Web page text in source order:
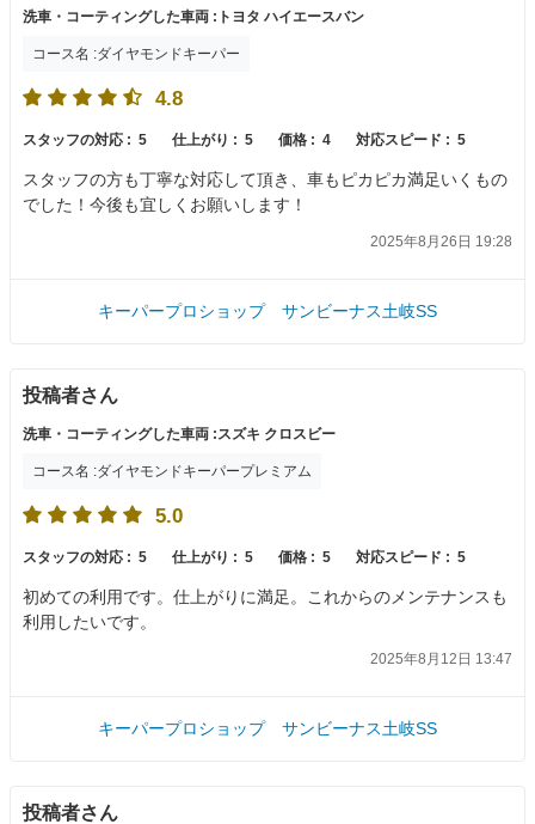
洗車・コーティングした車両 :トヨタ ハイエースバン
コース名 :ダイヤモンドキーパー
4.8
スタッフの対応 : 5 仕上がり : 5 価格 : 4 対応スピード : 5
スタッフの方も丁寧な対応して頂き、車もピカピカ満足いくもの
でした！今後も宜しくお願いします！
2025年8月26日 19:28
キーパープロショップ サンビーナス土岐SS
投稿者さん
洗車・コーティングした車両 :スズキ クロスビー
コース名 :ダイヤモンドキーパープレミアム
5.0
スタッフの対応 : 5 仕上がり : 5 価格 : 5 対応スピード : 5
初めての利用です。仕上がりに満足。これからのメンテナンスも
利用したいです。
2025年8月12日 13:47
キーパープロショップ サンビーナス土岐SS
投稿者さん